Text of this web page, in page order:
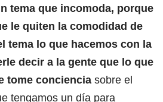
tema que incomoda, porque
le quiten la comodidad de
tema lo que hacemos con la
decir a la gente que lo que
tome conciencia sobre el
tengamos un día para